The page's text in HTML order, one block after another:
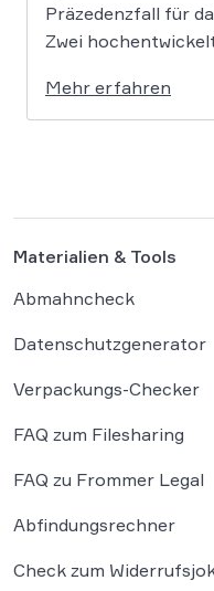
Präzedenzfall für
Zwei
Testumgebung
Systeme der
Mehr erfahren
Materialien & Tools
Abmahncheck
Datenschutzgenerator
Verpackungs-Checker
FAQ zum Filesharing
FAQ zu Frommer Legal
Abfindungsrechner
Check zum